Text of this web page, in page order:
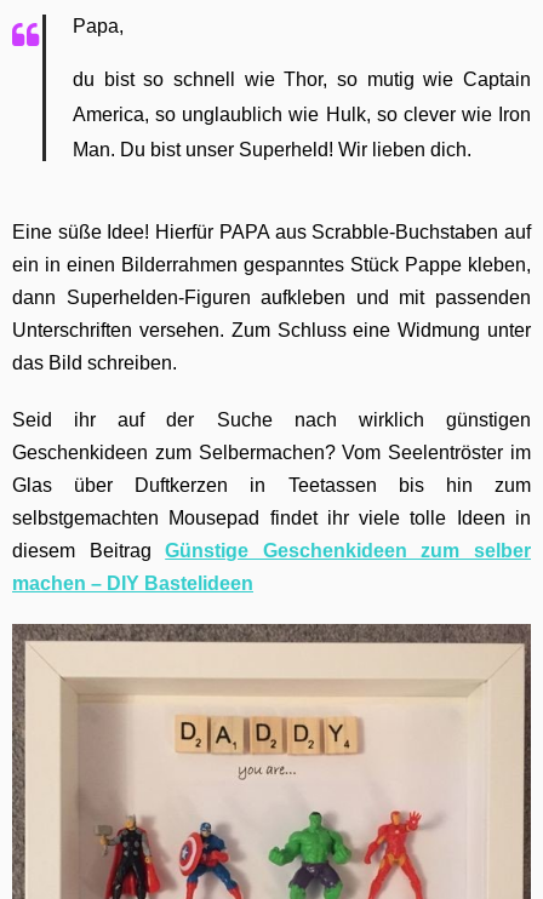
Papa,
du bist so schnell wie Thor, so mutig wie Captain
America, so unglaublich wie Hulk, so clever wie Iron
Man. Du bist unser Superheld! Wir lieben dich.
Eine süße Idee! Hierfür PAPA aus Scrabble-Buchstaben auf
ein in einen Bilderrahmen gespanntes Stück Pappe kleben,
dann Superhelden-Figuren aufkleben und mit passenden
Unterschriften versehen. Zum Schluss eine Widmung unter
das Bild schreiben.
Seid ihr auf der Suche nach wirklich günstigen
Geschenkideen zum Selbermachen? Vom Seelentröster im
Glas über Duftkerzen in Teetassen bis hin zum
selbstgemachten Mousepad findet ihr viele tolle Ideen in
diesem BeitragGünstige Geschenkideen zum selber
machen – DIY Bastelideen